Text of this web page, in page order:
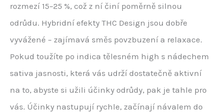
rozmezí 15–25 %, což z ní činí poměrně silnou
odrůdu. Hybridní efekty THC Design jsou dobře
vyvážené – zajímavá směs povzbuzení a relaxace.
Pokud toužíte po indica tělesném high s nádechem
sativa jasnosti, která vás udrží dostatečně aktivní
na to, abyste si užili účinky odrůdy, pak je tahle pro
vás. Účinky nastupují rychle, začínají návalem do